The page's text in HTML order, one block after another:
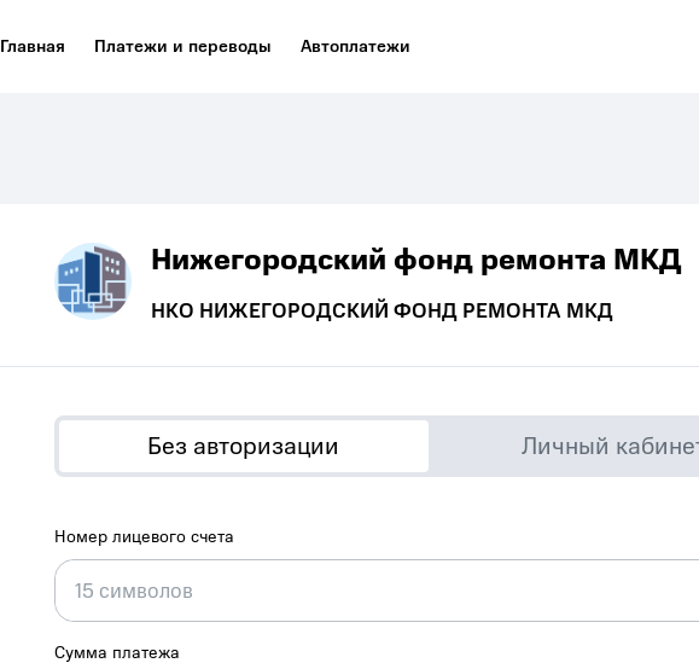
Главная Платежи и переводы Автоплатежи
Нижегородский фонд ремонта МКД
НКО НИЖЕГОРОДСКИЙ ФОНД РЕМОНТА МКД
Без авторизации Личный
Номер лицевого счета
Сумма платежа